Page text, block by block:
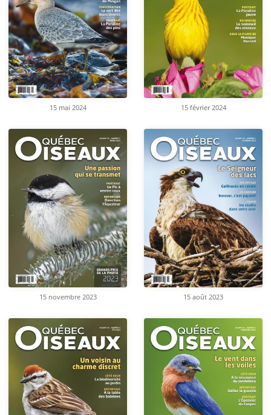
15 mai 2024 15 février 2024
15 novembre 2023 15 août 2023